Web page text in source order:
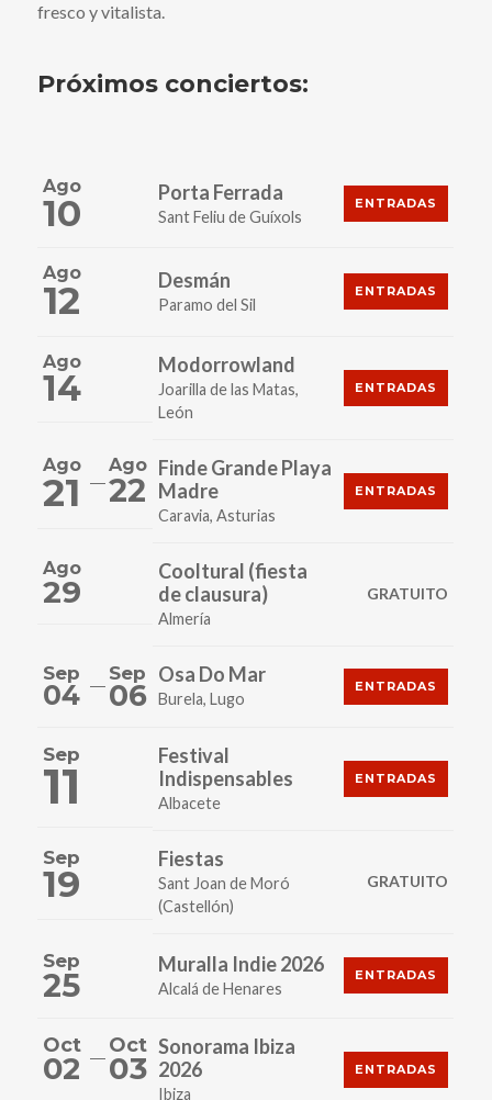
fresco y vitalista.
Próximos conciertos:
Ago
10 Porta Ferrada
Sant Feliu de Guíxols
ENTRADAS
Ago
12 Desmán
Paramo del Sil
ENTRADAS
Ago
14
Modorrowland
Joarilla de las Matas,
León
ENTRADAS
Ago
21
Ago
22
Finde Grande Playa
Madre
Caravia, Asturias
ENTRADAS
Ago
29
Cooltural (fiesta
de clausura)
Almería
GRATUITO
Sep
04
Sep
06
Osa Do Mar
Burela, Lugo
ENTRADAS
Sep
11
Festival
Indispensables
Albacete
ENTRADAS
Sep
19
Fiestas
Sant Joan de Moró
(Castellón)
GRATUITO
Sep
25
Muralla Indie 2026
Alcalá de Henares
ENTRADAS
Oct
02
Oct
03
Sonorama Ibiza
2026
Ibiza
ENTRADAS